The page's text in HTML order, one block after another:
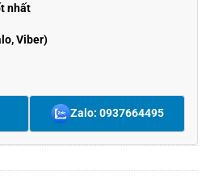
nhất
Viber)
Zalo: 0937664495